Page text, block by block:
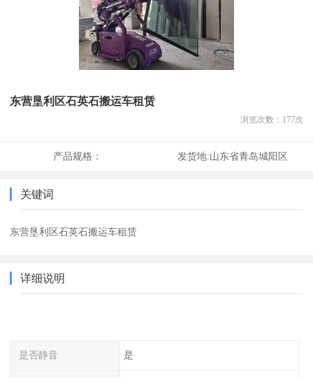
东营垦利区石英石搬运车租赁
浏览次数： 177次
产品规格： 发货地:山东省青岛城阳区
关键词
东营垦利区石英石搬运车租赁
详细说明
是否静音 是